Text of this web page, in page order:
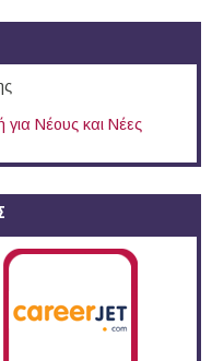
για Νέους και Νέες